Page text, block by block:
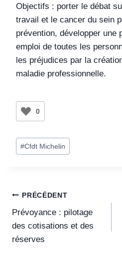
Objectifs : porter le débat
travail et le cancer du sein
prévention, développer une
emploi de toutes les
les préjudices par la
maladie professionnelle.
0
#Cfdt Michelin
PRÉCÉDENT
Prévoyance : pilotage
des cotisations et des
réserves